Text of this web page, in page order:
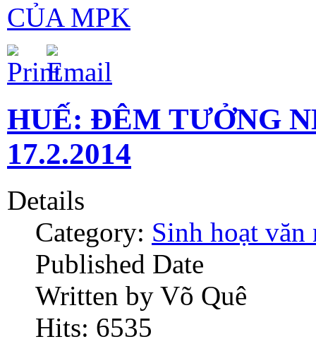
CỦA MPK
HUẾ: ĐÊM TƯỞNG
17.2.2014
Details
Category: Sinh hoạt văn
Published Date
Written by Võ Quê
Hits: 6535